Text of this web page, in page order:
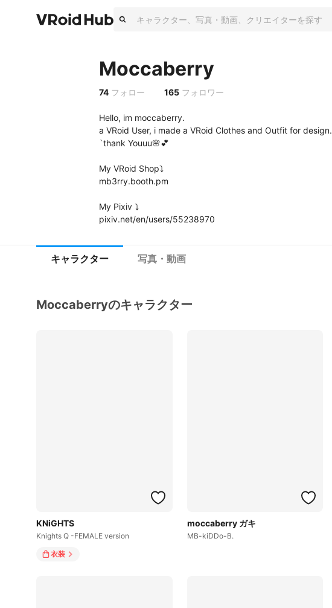
Moccaberry
74 フォロー 165 フォロワー
Hello, im moccaberry.
a VRoid User, i made a VRoid Clothes and Outfit for design.
`thank Youuu🌸💕
My VRoid Shop⤵︎
mb3rry.booth.pm
My Pixiv ⤵︎
pixiv.net/en/users/55238970
キャラクター 写真・動画
Moccaberryのキャラクター
KNiGHTS
Knights Q -FEMALE version
衣装
moccaberry ガキ
MB-kiDDo-B.